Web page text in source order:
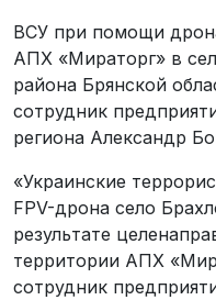
ВСУ при помощи
АПХ «Мираторг» в
района Брянской
сотрудник
региона Александр
«Украинские
FPV-дрона село
результате
территории АПХ
сотрудник